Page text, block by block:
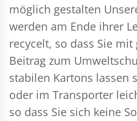
möglich gestalten
werden am Ende ihrer
recycelt, so dass Sie
Beitrag zum
stabilen Kartons lassen
oder im Transporter
so dass Sie sich keine